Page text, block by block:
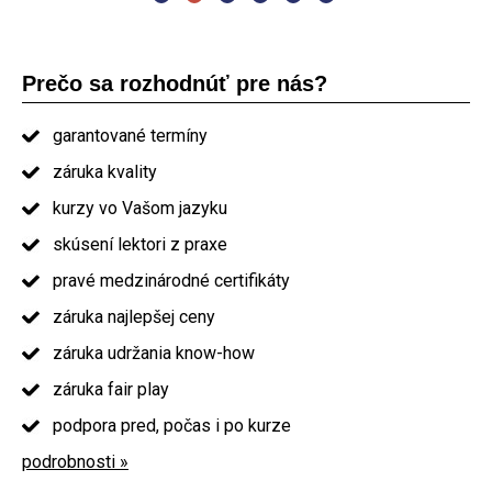
Prečo sa rozhodnúť pre nás?
garantované termíny
záruka kvality
kurzy vo Vašom jazyku
skúsení lektori z praxe
pravé medzinárodné certifikáty
záruka najlepšej ceny
záruka udržania know-how
záruka fair play
podpora pred, počas i po kurze
podrobnosti »